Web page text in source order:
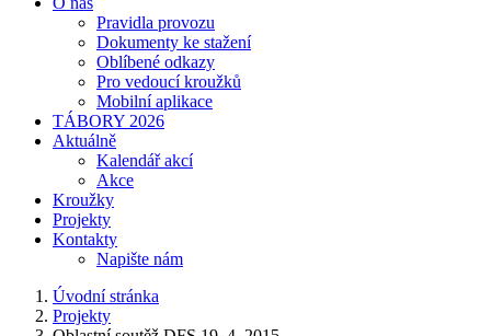
Pravidla provozu
Dokumenty ke stažení
Oblíbené odkazy
Pro vedoucí kroužků
Mobilní aplikace
TÁBORY 2026
Aktuálně
Kalendář akcí
Akce
Kroužky
Projekty
Kontakty
Napište nám
Úvodní stránka
Projekty